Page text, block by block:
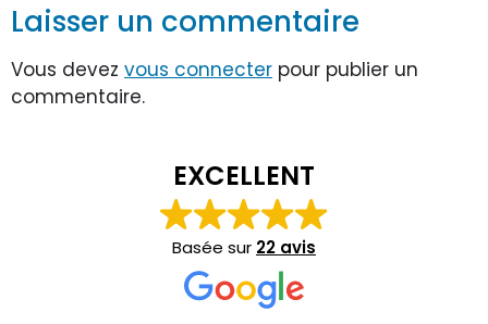
Laisser un commentaire
Vous devez vous connecter pour publier un
commentaire.
EXCELLENT
Basée sur 22 avis